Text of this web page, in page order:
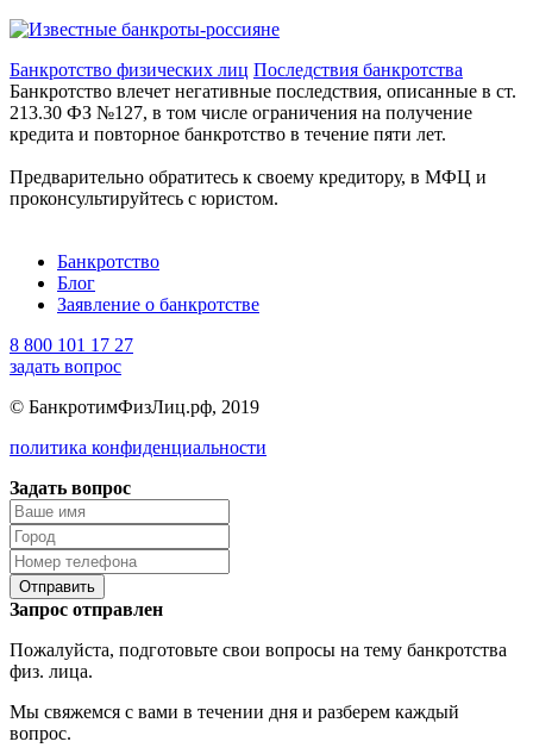
Банкротство физических лиц Последствия банкротства
Банкротство влечет негативные последствия, описанные в ст.
213.30 ФЗ №127, в том числе ограничения на получение
кредита и повторное банкротство в течение пяти лет.
Предварительно обратитесь к своему кредитору, в МФЦ и
проконсультируйтесь с юристом.
Банкротство
Блог
Заявление о банкротстве
8 800 101 17 27
задать вопрос
© БанкротимФизЛиц.рф, 2019
политика конфиденциальности
Задать вопрос
Отправить
Запрос отправлен
Пожалуйста, подготовьте свои вопросы на тему банкротства
физ. лица.
Мы свяжемся с вами в течении дня и разберем каждый
вопрос.